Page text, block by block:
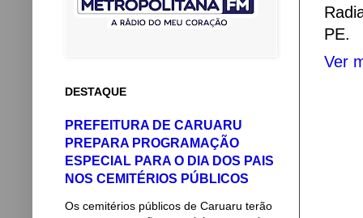
PE.
Ver
DESTAQUE
PREFEITURA DE CARUARU
PREPARA PROGRAMAÇÃO
ESPECIAL PARA O DIA DOS PAIS
NOS CEMITÉRIOS PÚBLICOS
Os cemitérios públicos de Caruaru terão